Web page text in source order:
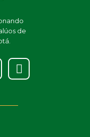
de